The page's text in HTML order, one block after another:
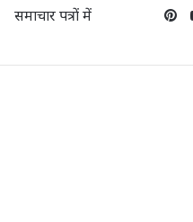
समाचार पत्रों में